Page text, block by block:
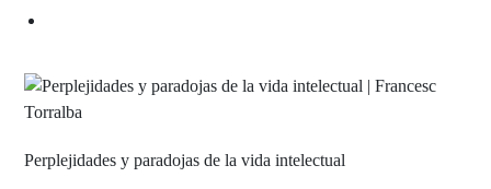
Perplejidades y paradojas de la vida intelectual